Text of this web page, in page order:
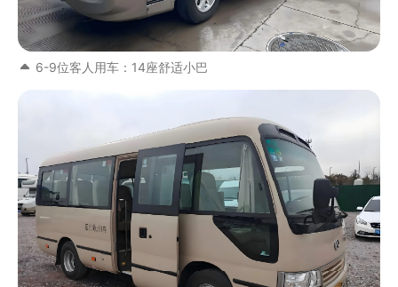
6-9位客人用车：14座舒适小巴